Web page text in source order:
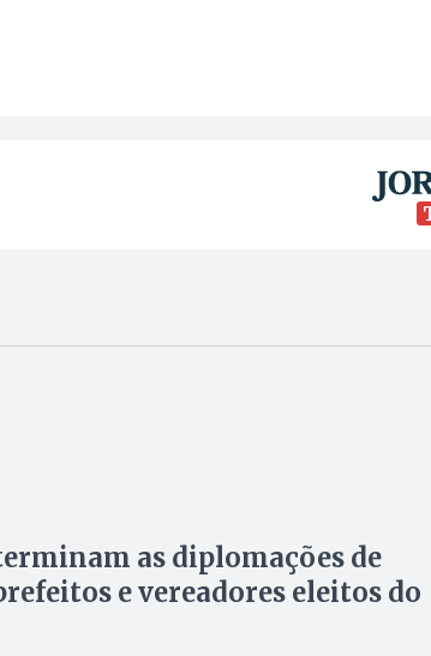
as diplomações de
e vereadores eleitos do